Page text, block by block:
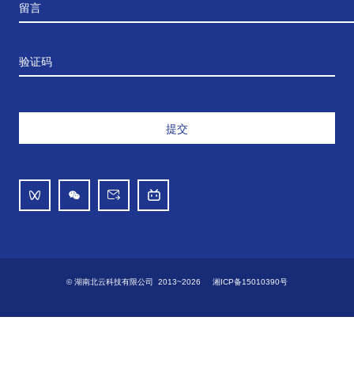
留言
验证码
提交
© 湖南北云科技有限公司 2013~2026 湘ICP备15010390号